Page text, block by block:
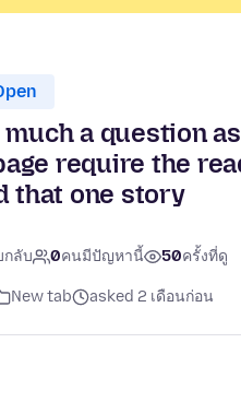
much a question
require the
that one story
กลับ 0คนมีปัญหานี้ 50ครั้งที่ดู
New tab asked 2 เดือนก่อน